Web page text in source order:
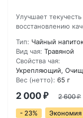
Улучшает
восстановлению
Тип: Чайный
Вид чая: Травяной
Свойства чая:
Укрепляющий,
Вес (нетто): 65 г
2 000 ₽ 2 600₽
- 23% Экономия